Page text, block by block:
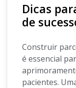
Dicas
de
Construir
é essencial
pacientes.